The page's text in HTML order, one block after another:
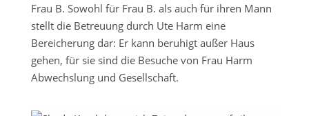
Frau B. Sowohl für Frau B. als auch für ihren Mann
stellt die Betreuung durch Ute Harm eine
Bereicherung dar: Er kann beruhigt außer Haus
gehen, für sie sind die Besuche von Frau Harm
Abwechslung und Gesellschaft.